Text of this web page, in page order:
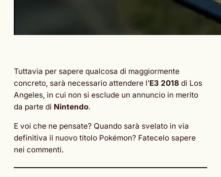
Tuttavia per sapere qualcosa di maggiormente
concreto, sarà necessario attendere l’E3 2018 di Los
Angeles, in cui non si esclude un annuncio in merito
da parte di Nintendo.
E voi che ne pensate? Quando sarà svelato in via
definitiva il nuovo titolo Pokémon? Fatecelo sapere
nei commenti.